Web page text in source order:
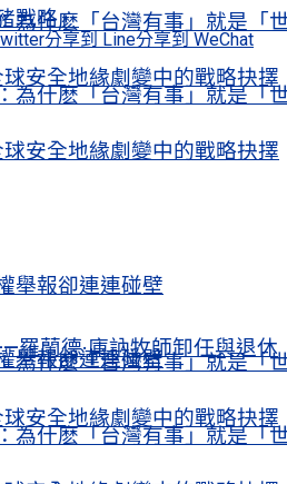
為什麽「台灣有事」就是「
安全地緣劇變中的戰略抉擇
舉報卻連連碰壁
為什麽「台灣有事」就是「
安全地緣劇變中的戰略抉擇
戰略」
為什麽「台灣有事」就是「
安全地緣劇變中的戰略抉擇
舉報卻連連碰壁
為什麽「台灣有事」就是「
分享到 Line分享到 WeChat
羅蘭德·庫訥牧師卸任與退休